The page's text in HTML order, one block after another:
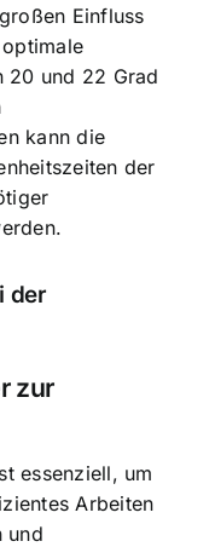
Einfluss
20 und 22 Grad
kann die
der
der
zur
essenziell, um
Arbeiten
und